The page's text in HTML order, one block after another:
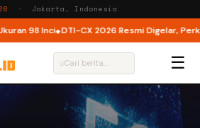
· Jakarta, Indonesia
98 Inci DTI-CX 2026 Resmi Digelar,
⌕ ☰